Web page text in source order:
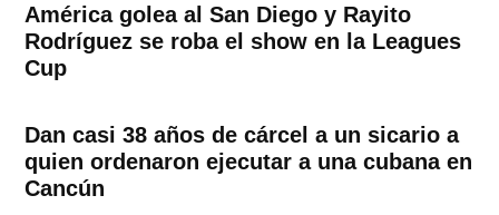
América golea al San Diego y Rayito
Rodríguez se roba el show en la Leagues
Cup
Dan casi 38 años de cárcel a un sicario a
quien ordenaron ejecutar a una cubana en
Cancún